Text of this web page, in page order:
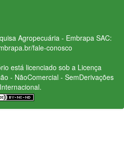
Agropecuária - Embrapa SAC:
fale-conosco
está licenciado sob a Licença
- NãoComercial - SemDerivações